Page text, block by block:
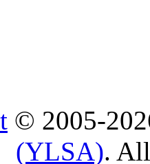
© 2005-
(YLSA).